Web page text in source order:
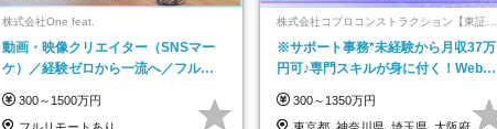
株式会社One feat.
動画・映像クリエイター（SNSマー
ケ）／経験ゼロから一流へ／フルリ
日以上
300～1500万円
フルリモートあり
株式会社コプロコンストラクション【東証プ
ライム上場コプロ・ホールディングス子会
社】
※サポート事務*未経験から月収37万
円可♪専門スキルが身に付く！Web面
300～1350万円
東京都_神奈川県_埼玉県_大阪府_愛